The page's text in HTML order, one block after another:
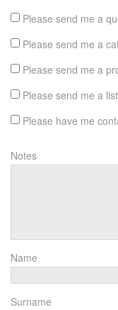
Please send me a
Please send me a
Please send me a
Please send me a
Please have me
Notes
Name
Surname